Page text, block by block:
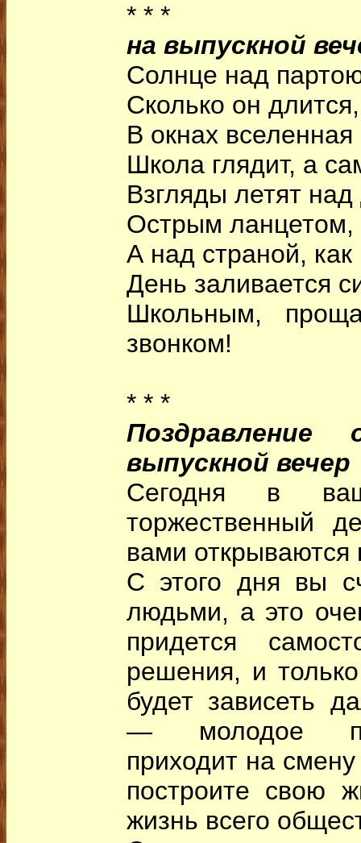
* * *
на выпускной
Солнце над
Сколько он
В окнах
Школа глядит, а
Взгляды летят
Острым ланцетом,
А над страной,
День заливается
Школьным,
звонком!
* * *
выпускной вечер
Сегодня в
торжественный
вами открываются
С этого дня вы
людьми, а это
придется
решения, и
будет зависеть
— молодое
приходит на
построите свою
жизнь всего